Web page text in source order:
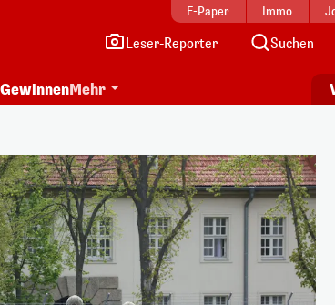
E-Paper Immo
Leser-Reporter Suchen
GewinnenMehr